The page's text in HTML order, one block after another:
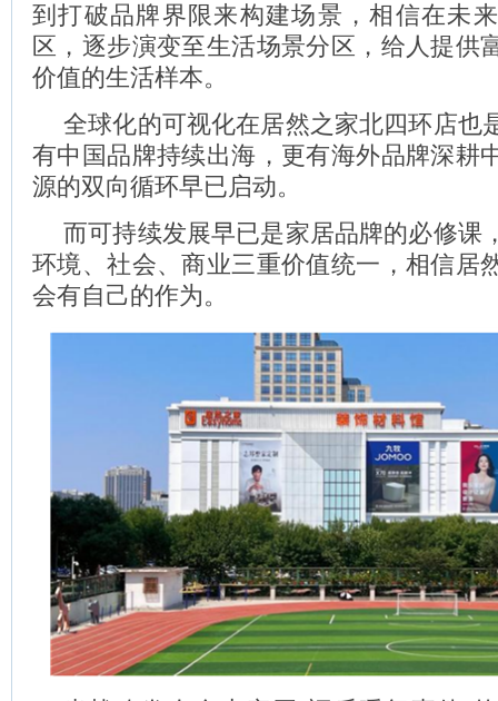
到打破品牌界限来构建场景，相信在未
区，逐步演变至生活场景分区，给人提供
价值的生活样本。
全球化的可视化在居然之家北四环店也
有中国品牌持续出海，更有海外品牌深耕
源的双向循环早已启动。
而可持续发展早已是家居品牌的必修课
环境、社会、商业三重价值统一，相信居
会有自己的作为。